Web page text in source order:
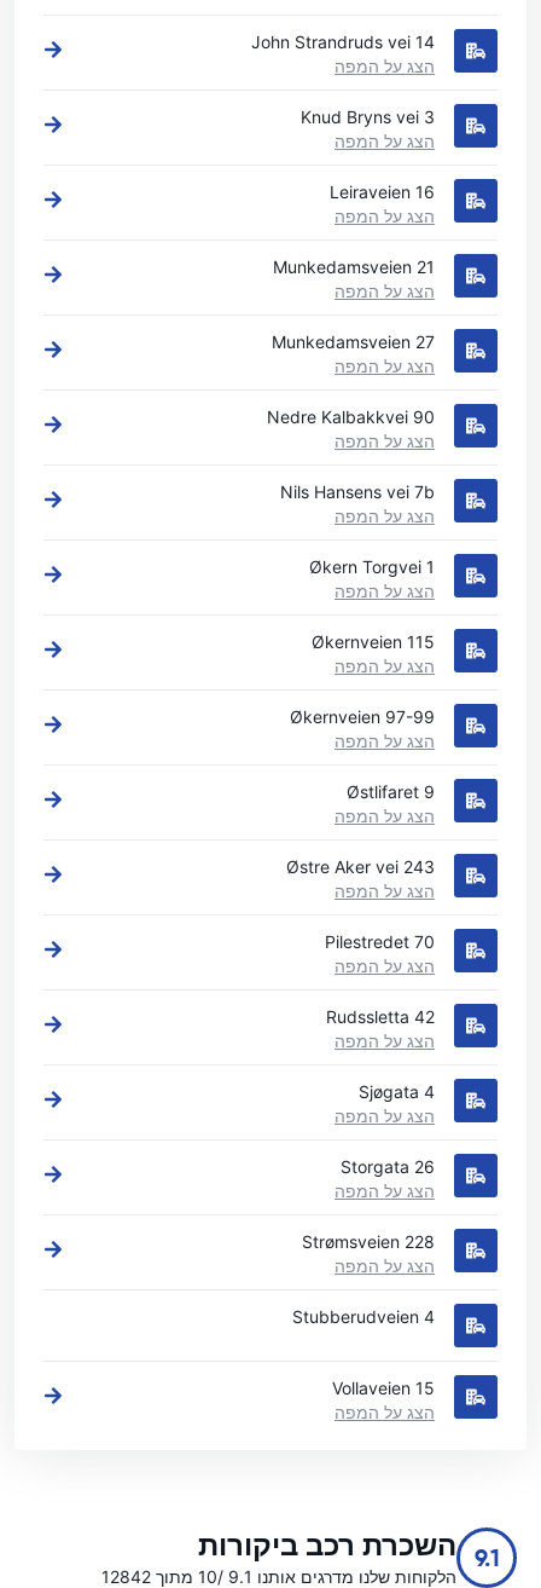
John Strandruds vei 14
הצג על המפה
Knud Bryns vei 3
הצג על המפה
Leiraveien 16
הצג על המפה
Munkedamsveien 21
הצג על המפה
Munkedamsveien 27
הצג על המפה
Nedre Kalbakkvei 90
הצג על המפה
Nils Hansens vei 7b
הצג על המפה
Økern Torgvei 1
הצג על המפה
Økernveien 115
הצג על המפה
Økernveien 97-99
הצג על המפה
Østlifaret 9
הצג על המפה
Østre Aker vei 243
הצג על המפה
Pilestredet 70
הצג על המפה
Rudssletta 42
הצג על המפה
Sjøgata 4
הצג על המפה
Storgata 26
הצג על המפה
Strømsveien 228
הצג על המפה
Stubberudveien 4
Vollaveien 15
הצג על המפה
9.1 השכרת רכב ביקורות
הלקוחות שלנו מדרגים אותנו 9.1 /10 מתוך 12842